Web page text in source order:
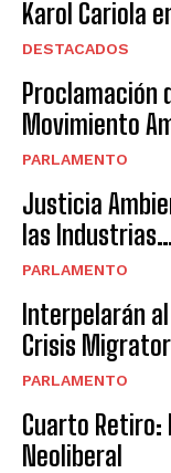
Karol Cariola
DESTACADOS
Proclamación
Movimiento
PARLAMENTO
Justicia
las
PARLAMENTO
Interpelarán
Crisis
PARLAMENTO
Cuarto Retiro:
Neoliberal